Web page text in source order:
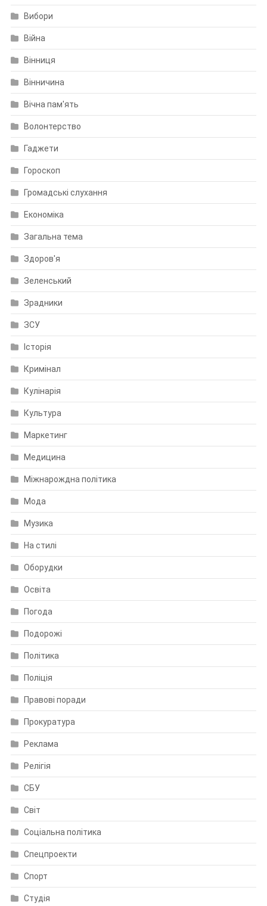
Вибори
Війна
Вінниця
Вінничина
Вічна пам'ять
Волонтерство
Гаджети
Гороскоп
Громадські слухання
Економіка
Загальна тема
Здоров'я
Зеленський
Зрадники
ЗСУ
Історія
Кримінал
Кулінарія
Культура
Маркетинг
Медицина
Міжнарождна політика
Мода
Музика
На стилі
Оборудки
Освіта
Погода
Подорожі
Політика
Поліція
Правові поради
Прокуратура
Реклама
Релігія
СБУ
Світ
Соціальна політика
Спецпроекти
Спорт
Студія